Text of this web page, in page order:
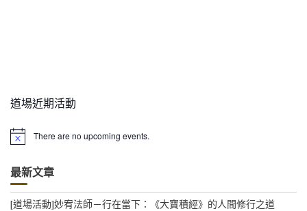
道場近期活動
N
i
c
e
There are no upcoming events.
最新文章
[道場活動]妙宥法師－行在當下：《大寶積經》的人間修行之道